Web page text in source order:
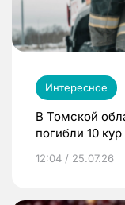
Интересное
В Томской
погибли 10
12:04 / 25.07.26